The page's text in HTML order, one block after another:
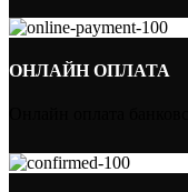
ОНЛАЙН ОПЛАТА